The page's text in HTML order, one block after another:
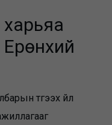
харьяа
түгээх үйл